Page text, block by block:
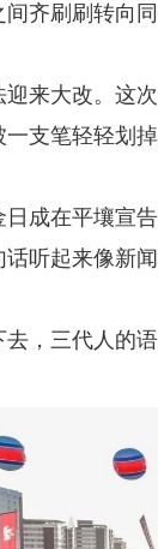
间齐刷刷转向
迎来大改。这
支笔轻轻划掉
日成在平壤宣
听起来像新闻
，三代人的